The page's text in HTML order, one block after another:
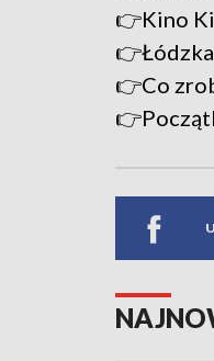
👉Kino
👉Co